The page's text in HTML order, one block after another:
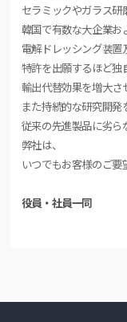
セラミックやガラス研
韓国で有数な大企業お
電解ドレッシング装置
特許を出願するほど独
輸出代替効果を増大さ
また持続的な研究開発
従来の先進製品に劣ら
弊社は、
いつでもお客様のご要
役員・社員一同